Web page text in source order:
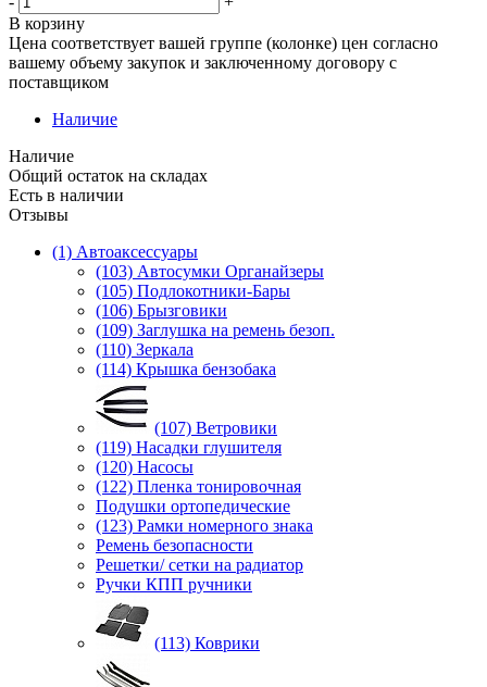
В корзину
Цена соответствует вашей группе (колонке) цен согласно
вашему объему закупок и заключенному договору с
поставщиком
Наличие
Наличие
Общий остаток на складах
Есть в наличии
Отзывы
(1) Автоаксессуары
(103) Автосумки Органайзеры
(105) Подлокотники-Бары
(106) Брызговики
(109) Заглушка на ремень безоп.
(110) Зеркала
(114) Крышка бензобака
(107) Ветровики
(119) Насадки глушителя
(120) Насосы
(122) Пленка тонировочная
Подушки ортопедические
(123) Рамки номерного знака
Ремень безопасности
Решетки/ сетки на радиатор
Ручки КПП ручники
(113) Коврики